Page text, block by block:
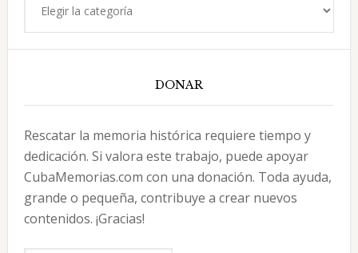
DONAR
Rescatar la memoria histórica requiere tiempo y
dedicación. Si valora este trabajo, puede apoyar
CubaMemorias.com con una donación. Toda ayuda,
grande o pequeña, contribuye a crear nuevos
contenidos. ¡Gracias!